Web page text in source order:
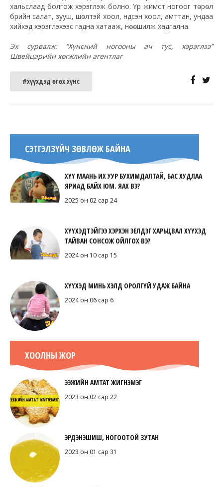
хальслаад болгож хэрэглэж болно. Үр жимст ногоог төрөл
бүрийн салат, зууш, шөлтэй хоол, үндсэн хоол, амттан, ундаа
хийхэд хэрэглэхээс гадна хатааж, нөөшилж хадгална.
Эх сурвалж: “Хүнсний ногооны ач тус, хэрэглээ”
Швейцарийн хөгжлийн агентлаг
#хүүхдэд өгөх хүнс
СЭТГЭЛЗҮЙЧ ЗӨВЛӨЖ БАЙНА
ХҮҮ МААНЬ ИХ УУР БУХИМДАЛТАЙ, БАС ХУДЛАА
ЯРИАД БАЙХ ЮМ. ЯАХ ВЭ?
2025 он 02 сар 24
ХҮҮХЭДТЭЙГЭЭ ХЭРХЭН ЭЕЛДЭГ ХАРЬЦВАЛ ХҮҮХЭД
ТАЙВАН СОНСОЖ ОЙЛГОХ ВЭ?
2024 он 10 сар 15
ХҮҮХЭД МИНЬ ХЭЛД ОРОЛГҮЙ УДАЖ БАЙНА
2024 он 06 сар 6
ХООЛНЫ ЖОР
ЭЭЖИЙН АМТАТ ЖИГНЭМЭГ
2023 он 02 сар 22
ЭРДЭНЭШИШ, НОГООТОЙ ЗУТАН
2023 он 01 сар 31